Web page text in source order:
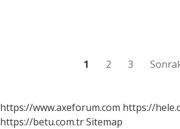
1 2 3
https://www.axeforum.com https://
https://betu.com.trSitemap